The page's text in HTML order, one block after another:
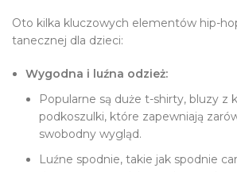
Oto kilka kluczowych elementów hip-
tanecznej dla dzieci:
Wygodna i luźna odzież:
Popularne są duże t-shirty, bluzy z
podkoszulki, które zapewniają
swobodny wygląd.
Luźne spodnie, takie jak spodnie